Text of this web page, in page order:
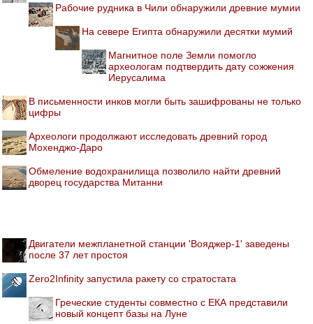
Рабочие рудника в Чили обнаружили древние мумии
На севере Египта обнаружили десятки мумий
Магнитное поле Земли помогло
археологам подтвердить дату сожжения
Иерусалима
В письменности инков могли быть зашифрованы не только
цифры
Археологи продолжают исследовать древний город
Мохенджо-Даро
Обмеление водохранилища позволило найти древний
дворец государства Митанни
Двигатели межпланетной станции 'Вояджер-1' заведены
после 37 лет простоя
Zero2Infinity запустила ракету со стратостата
Греческие студенты совместно с ЕКА представили
новый концепт базы на Луне